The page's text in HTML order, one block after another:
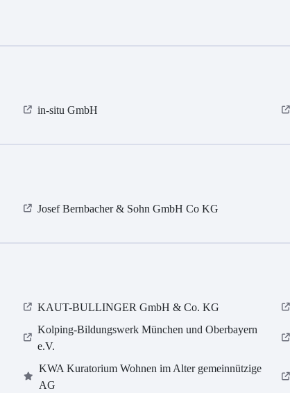
in-situ GmbH
Josef Bernbacher & Sohn GmbH Co KG
KAUT-BULLINGER GmbH & Co. KG
Kolping-Bildungswerk München und Oberbayern
e.V.
KWA Kuratorium Wohnen im Alter gemeinnützige
AG